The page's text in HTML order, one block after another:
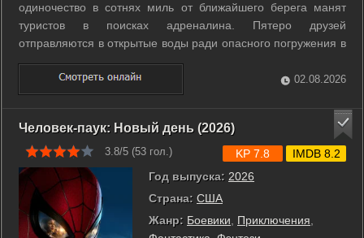
одиночество в сотнях миль от ближайшего берега манят
туристов в поисках адреналина. Пятеро друзей
отправляются в открытые воды ради опасного погружения в
клетке к белым акулам. Идиллический отдых обрывается,
когда на борт их лодки проникает вооруженная банда
контрабандистов. Преступники берут группу в ...
02.08.2026
Человек-паук: Новый день (2026)
3.8/5 (53 гол.)
Год выпуска: 2026
Страна: США
Жанр: Боевики Приключения
KP 7.8 IMDB 8.2